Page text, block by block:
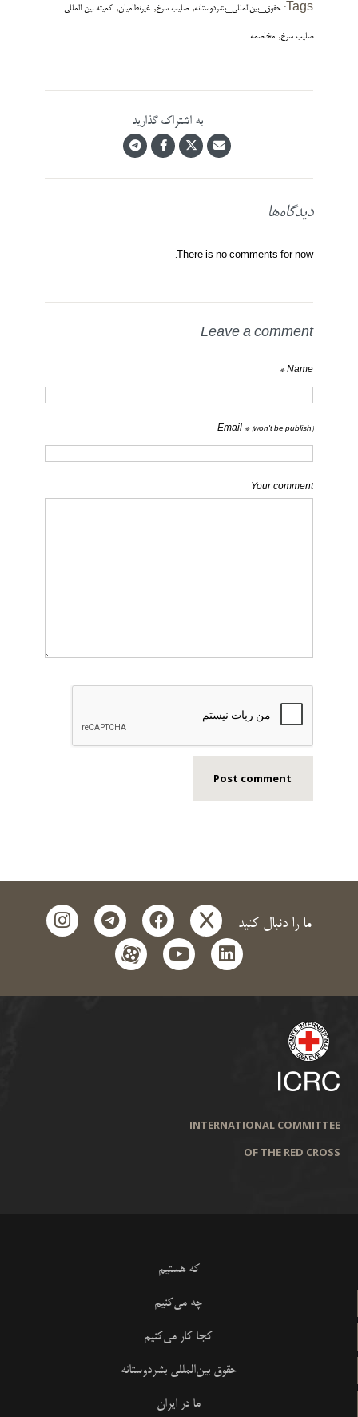
Tags: حقوق_بین‌المللی_بشردوستانه,صلیب سرخ, غیرنظامیان, کمیته بین المللی
صلیب سرخ, مخاصمه
به اشتراک گذارید
دیدگاه‌ها
There is no comments for now.
Leave a comment
Name *
Email * (won't be publish)
Your comment
ما را دنبال کنید x
facebook
telegram
instagram
linkedin
youtube
aparat
INTERNATIONAL COMMITTEE
OF THE RED CROSS
که هستیم
چه می‌کنیم
کجا کار می‌کنیم
حقوق بین‌المللی بشردوستانه
ما در ایران